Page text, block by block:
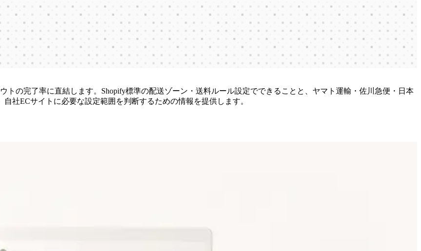
トの完了率に直結します。Shopify標準の配送ゾーン・送料ルール設定でできることと、ヤマト運輸・佐川急便・日本
社ECサイトに必要な設定範囲を判断するための情報を提供します。